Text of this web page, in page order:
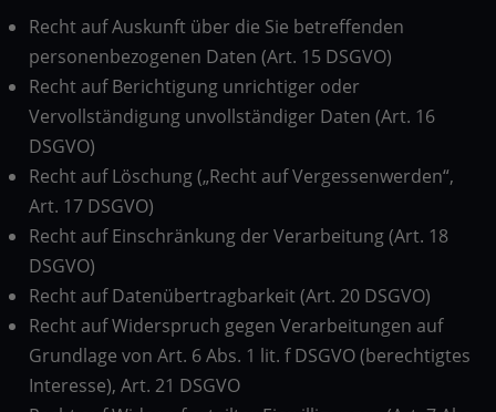
Recht auf Auskunft über die Sie betreffenden
personenbezogenen Daten (Art. 15 DSGVO)
Recht auf Berichtigung unrichtiger oder
Vervollständigung unvollständiger Daten (Art. 16
DSGVO)
Recht auf Löschung („Recht auf Vergessenwerden“,
Art. 17 DSGVO)
Recht auf Einschränkung der Verarbeitung (Art. 18
DSGVO)
Recht auf Datenübertragbarkeit (Art. 20 DSGVO)
Recht auf Widerspruch gegen Verarbeitungen auf
Grundlage von Art. 6 Abs. 1 lit. f DSGVO (berechtigtes
Interesse), Art. 21 DSGVO